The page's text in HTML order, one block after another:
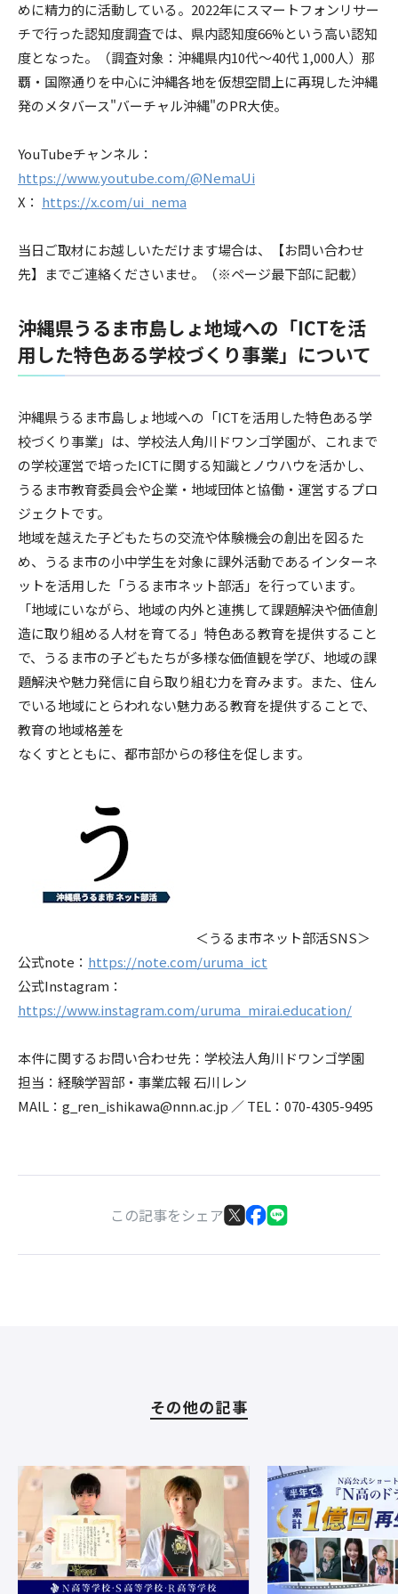
めに精力的に活動している。2022年にスマートフォンリサー
チで行った認知度調査では、県内認知度66%という高い認知
度となった。（調査対象：沖縄県内10代～40代 1,000人）那
覇・国際通りを中心に沖縄各地を仮想空間上に再現した沖縄
発のメタバース"バーチャル沖縄"のPR大使。
YouTubeチャンネル：
https://www.youtube.com/@NemaUi
X： https://x.com/ui_nema
当日ご取材にお越しいただけます場合は、【お問い合わせ
先】までご連絡くださいませ。（※ページ最下部に記載）
沖縄県うるま市島しょ地域への「ICTを活
用した特色ある学校づくり事業」について
沖縄県うるま市島しょ地域への「ICTを活用した特色ある学
校づくり事業」は、学校法人角川ドワンゴ学園が、これまで
の学校運営で培ったICTに関する知識とノウハウを活かし、
うるま市教育委員会や企業・地域団体と協働・運営するプロ
ジェクトです。
地域を越えた子どもたちの交流や体験機会の創出を図るた
め、うるま市の小中学生を対象に課外活動であるインターネ
ットを活用した「うるま市ネット部活」を行っています。
「地域にいながら、地域の内外と連携して課題解決や価値創
造に取り組める人材を育てる」特色ある教育を提供すること
で、うるま市の子どもたちが多様な価値観を学び、地域の課
題解決や魅力発信に自ら取り組む力を育みます。また、住ん
でいる地域にとらわれない魅力ある教育を提供することで、
教育の地域格差を
なくすとともに、都市部からの移住を促します。
＜うるま市ネット部活SNS＞
公式note： https://note.com/uruma_ict
公式Instagram：
https://www.instagram.com/uruma_mirai.education/
本件に関するお問い合わせ先：学校法人角川ドワンゴ学園
担当：経験学習部・事業広報 石川レン
MAlL：g_ren_ishikawa@nnn.ac.jp ／ TEL：070-4305-9495
この記事をシェア
その他の記事